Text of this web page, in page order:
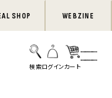
SHOP WEBZINE